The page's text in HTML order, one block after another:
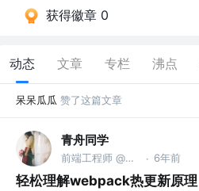
获得徽章 0
动态 文章 专栏 沸点
呆呆瓜瓜 赞了这篇文章
青舟同学
前端工程师 @阿里巴巴 · 6年前
轻松理解webpack热更新原理